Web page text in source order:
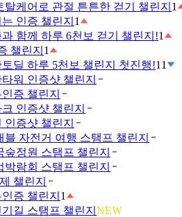
탈케어로 관절 튼튼한 걷기 챌린지 1
인증 챌린지 1
함께 하루 6천보 걷기 챌린지!1
챌린지 1
딜 하루 5천보 챌린지 첫진행!11
워 인증샷 챌린지
증 챌린지
인증샷 챌린지
증샷 챌린지
블 자전거 여행 스탬프 챌린지
정원 스탬프 챌린지
박람회 스탬프 챌린지
챌린지
증 챌린지 1
길 스탬프 챌린지 NEW